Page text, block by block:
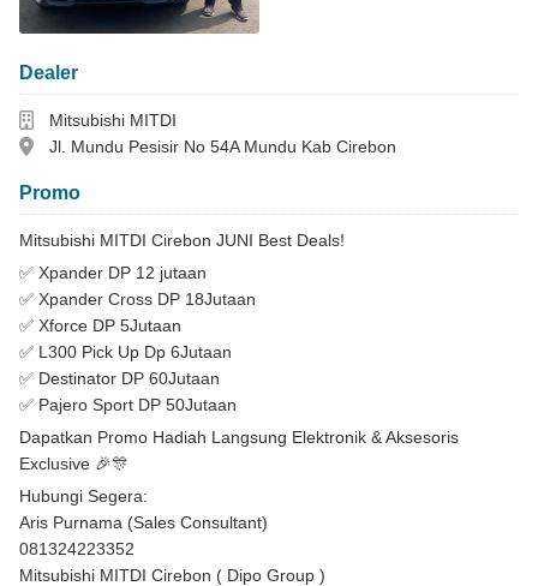
Dealer
Dealer
Mitsubishi MITDI
Alamat
Jl. Mundu Pesisir No 54A Mundu Kab Cirebon
Promo
Mitsubishi MITDI Cirebon JUNI Best Deals!
✅ Xpander DP 12 jutaan
✅ Xpander Cross DP 18Jutaan
✅ Xforce DP 5Jutaan
✅ L300 Pick Up Dp 6Jutaan
✅ Destinator DP 60Jutaan
✅ Pajero Sport DP 50Jutaan
Dapatkan Promo Hadiah Langsung Elektronik & Aksesoris
Exclusive 🎉🎊
Hubungi Segera:
Aris Purnama (Sales Consultant)
081324223352
Mitsubishi MITDI Cirebon ( Dipo Group )